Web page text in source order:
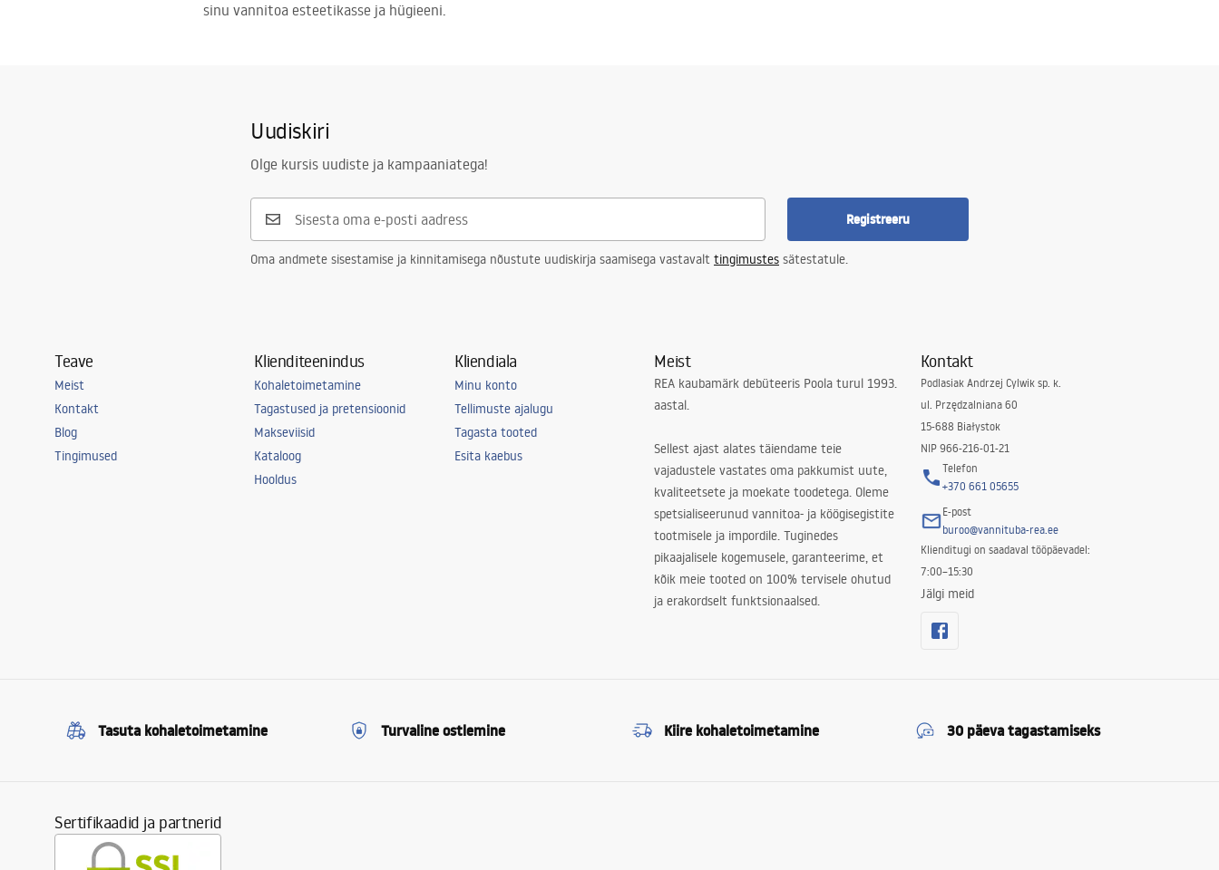
sinu vannitoa esteetikasse ja hügieeni.
Uudiskiri
Olge kursis uudiste ja kampaaniatega!
Registreeru
Oma andmete sisestamise ja kinnitamisega nõustute uudiskirja saamisega vastavalt tingimustes sätestatule.
Teave
Meist
Kontakt
Blog
Tingimused
Klienditeenindus
Kohaletoimetamine
Tagastused ja pretensioonid
Makseviisid
Kataloog
Hooldus
Kliendiala
Minu konto
Tellimuste ajalugu
Tagasta tooted
Esita kaebus
Meist
REA kaubamärk debüteeris Poola turul 1993.
aastal.
Sellest ajast alates täiendame teie
vajadustele vastates oma pakkumist uute,
kvaliteetsete ja moekate toodetega. Oleme
spetsialiseerunud vannitoa- ja köögisegistite
tootmisele ja impordile. Tuginedes
pikaajalisele kogemusele, garanteerime, et
kõik meie tooted on 100% tervisele ohutud
ja erakordselt funktsionaalsed.
Kontakt
Podlasiak Andrzej Cylwik sp. k.
ul. Przędzalniana 60
15-688 Białystok
NIP 966-216-01-21
Telefon
+370 661 05655
E-post
buroo@vannituba-rea.ee
Klienditugi on saadaval tööpäevadel:
7:00–15:30
Jälgi meid
Tasuta kohaletoimetamine Turvaline ostlemine Kiire kohaletoimetamine 30 päeva tagastamiseks
Sertifikaadid ja partnerid